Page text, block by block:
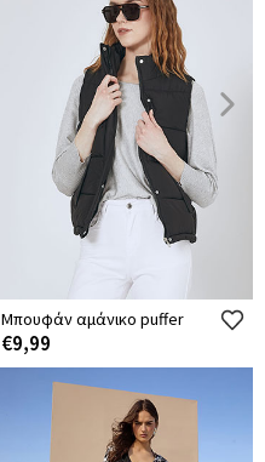
Μπουφάν αμάνικο puffer
€9,99